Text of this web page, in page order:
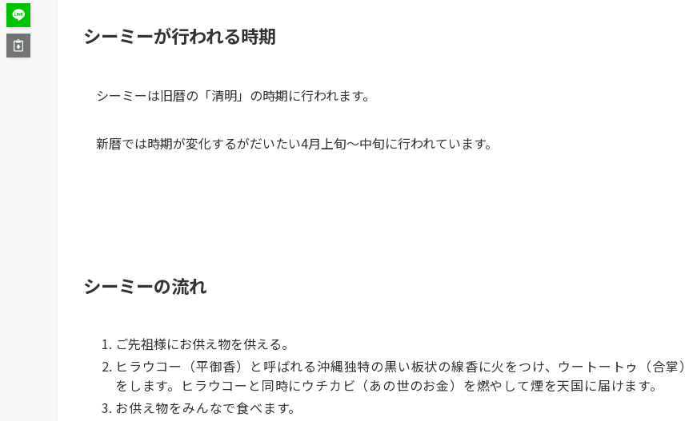
シーミーが行われる時期
シーミーは旧暦の「清明」の時期に行われます。
新暦では時期が変化するがだいたい4月上旬～中旬に行われています。
シーミーの流れ
ご先祖様にお供え物を供える。
ヒラウコー（平御香）と呼ばれる沖縄独特の黒い板状の線香に火をつけ、ウートートゥ（合掌）
をします。ヒラウコーと同時にウチカビ（あの世のお金）を燃やして煙を天国に届けます。
お供え物をみんなで食べます。